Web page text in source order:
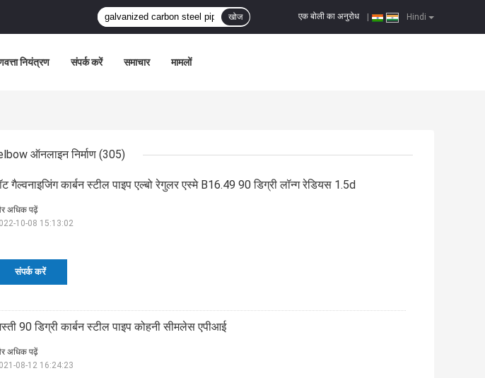
Hindi
एक बोली का अनुरोध
खोज
नियंत्रण संपर्क करें समाचार मामलों
ऑनलाइन निर्माण (305)
गैल्वनाइजिंग कार्बन स्टील पाइप एल्बो रेगुलर एस्मे B16.49 90 डिग्री लॉन्ग रेडियस 1.5d
संपर्क करें
अधिक पढ़ें
10-08 15:13:02
90 डिग्री कार्बन स्टील पाइप कोहनी सीमलेस एपीआई
अधिक पढ़ें
08-12 16:24:23